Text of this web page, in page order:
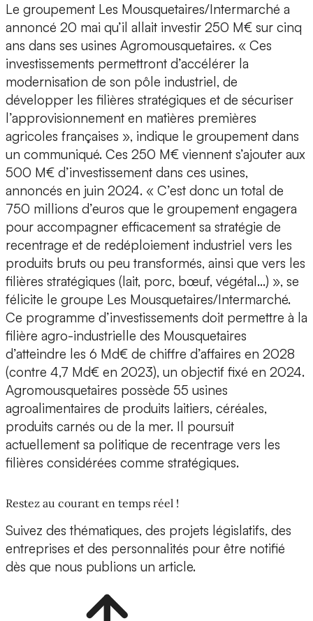
Le groupement Les Mousquetaires/Intermarché a
annoncé 20 mai qu’il allait investir 250 M€ sur cinq
ans dans ses usines Agromousquetaires. « Ces
investissements permettront d’accélérer la
modernisation de son pôle industriel, de
développer les filières stratégiques et de sécuriser
l’approvisionnement en matières premières
agricoles françaises », indique le groupement dans
un communiqué. Ces 250 M€ viennent s’ajouter aux
500 M€ d’investissement dans ces usines,
annoncés en juin 2024. « C’est donc un total de
750 millions d’euros que le groupement engagera
pour accompagner efficacement sa stratégie de
recentrage et de redéploiement industriel vers les
produits bruts ou peu transformés, ainsi que vers les
filières stratégiques (lait, porc, bœuf, végétal…) », se
félicite le groupe Les Mousquetaires/Intermarché.
Ce programme d’investissements doit permettre à la
filière agro-industrielle des Mousquetaires
d’atteindre les 6 Md€ de chiffre d’affaires en 2028
(contre 4,7 Md€ en 2023), un objectif fixé en 2024.
Agromousquetaires possède 55 usines
agroalimentaires de produits laitiers, céréales,
produits carnés ou de la mer. Il poursuit
actuellement sa politique de recentrage vers les
filières considérées comme stratégiques.
Restez au courant en temps réel !
Suivez des thématiques, des projets législatifs, des
entreprises et des personnalités pour être notifié
dès que nous publions un article.